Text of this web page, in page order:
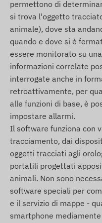
descrizione del
Contenuto della
COBAN TK103
Antenna GSM
Antenna GPS
Cavo di collegamento
Rele (per arresto
Microfono
Pulsante SOS
Guida
Condizioni d'uso
Il corretto
una connessione
permettono di
si trova l'oggetto
animale), dove sta
quando e dove si è
essere monitorato su
informazioni correlate
interrogate anche in
retroattivamente, per
alle funzioni di base, è
impostare allarmi.
Il software funziona con
tracciamento, dai
oggetti tracciati agli
portatili progettati
animali. Non sono
software speciali per
e il servizio di mappe -
smartphone